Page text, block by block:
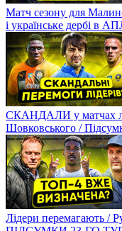
Матч сезону для
і українське дербі в
СКАНДАЛИ у матчах
Шовковського /
Лідери перемагають /